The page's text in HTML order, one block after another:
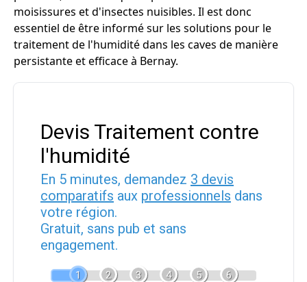
moisissures et d'insectes nuisibles. Il est donc
essentiel de être informé sur les solutions pour le
traitement de l'humidité dans les caves de manière
persistante et efficace à Bernay.
Devis Traitement contre
l'humidité
En 5 minutes, demandez 3 devis
comparatifs aux professionnels dans
votre région.
Gratuit, sans pub et sans
engagement.
1 2 3 4 5 6